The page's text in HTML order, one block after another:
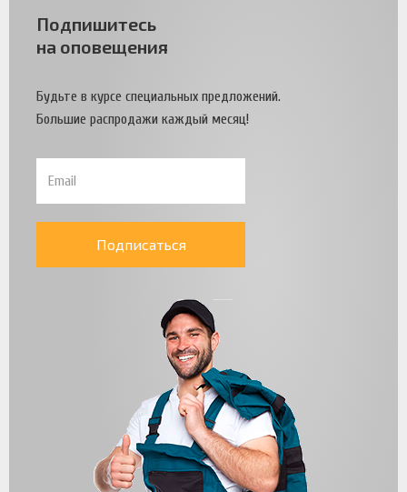
Подпишитесь
на оповещения
Будьте в курсе специальных предложений.
Большие распродажи каждый месяц!
Подписаться